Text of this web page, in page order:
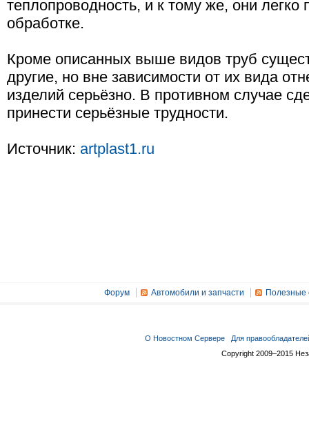
теплопроводность, и к тому же, они
обработке.
Кроме описанных выше видов труб
другие, но вне зависимости от их вида
изделий серьёзно. В противном случае
принести серьёзные трудности.
Источник: artplast1.ru
Форум Автомобили и запчасти Полезные
О Новостном Сервере
Для
Copyright 2009–2015